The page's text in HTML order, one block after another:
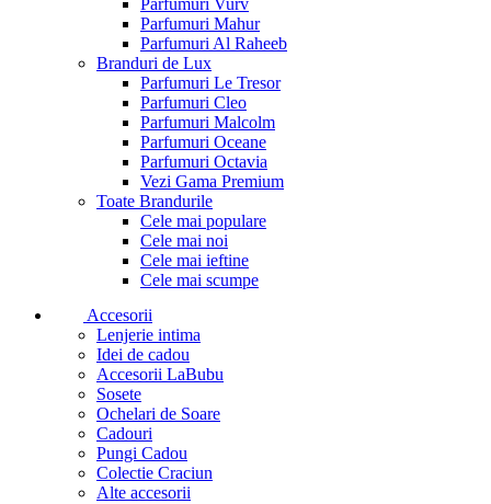
Parfumuri Vurv
Parfumuri Mahur
Parfumuri Al Raheeb
Branduri de Lux
Parfumuri Le Tresor
Parfumuri Cleo
Parfumuri Malcolm
Parfumuri Oceane
Parfumuri Octavia
Vezi Gama Premium
Toate Brandurile
Cele mai populare
Cele mai noi
Cele mai ieftine
Cele mai scumpe
Accesorii
Lenjerie intima
Idei de cadou
Accesorii LaBubu
Sosete
Ochelari de Soare
Cadouri
Pungi Cadou
Colectie Craciun
Alte accesorii